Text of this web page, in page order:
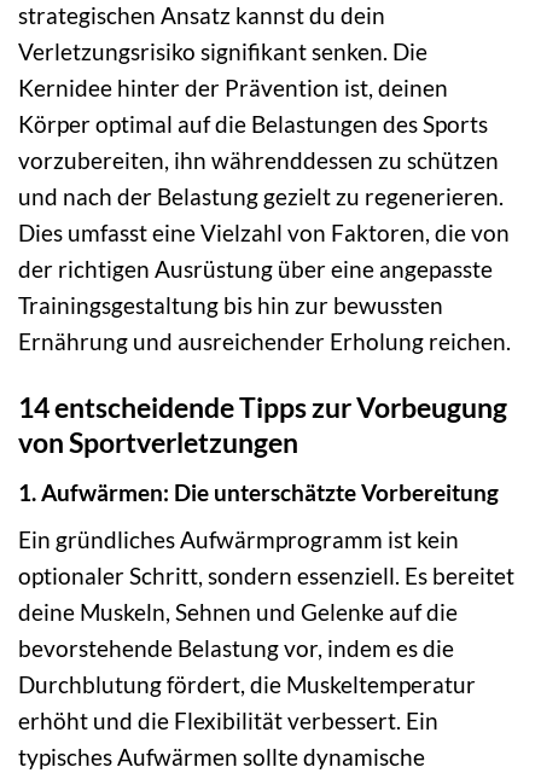
strategischen Ansatz kannst du dein
Verletzungsrisiko signifikant senken. Die
Kernidee hinter der Prävention ist, deinen
Körper optimal auf die Belastungen des Sports
vorzubereiten, ihn währenddessen zu schützen
und nach der Belastung gezielt zu regenerieren.
Dies umfasst eine Vielzahl von Faktoren, die von
der richtigen Ausrüstung über eine angepasste
Trainingsgestaltung bis hin zur bewussten
Ernährung und ausreichender Erholung reichen.
14 entscheidende Tipps zur Vorbeugung
von Sportverletzungen
1. Aufwärmen: Die unterschätzte Vorbereitung
Ein gründliches Aufwärmprogramm ist kein
optionaler Schritt, sondern essenziell. Es bereitet
deine Muskeln, Sehnen und Gelenke auf die
bevorstehende Belastung vor, indem es die
Durchblutung fördert, die Muskeltemperatur
erhöht und die Flexibilität verbessert. Ein
typisches Aufwärmen sollte dynamische